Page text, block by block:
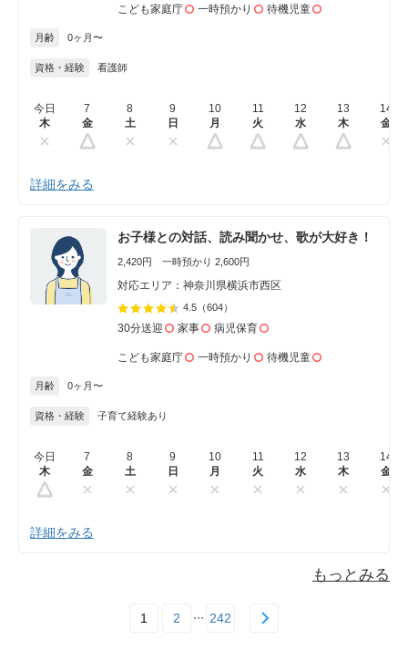
こども家庭庁 一時預かり 待機児童
月齢 0ヶ月〜
資格・経験 看護師
今日
木
7
金
8
土
9
日
10
月
11
火
12
水
13
木
14
金
詳細をみる
お子様との対話、読み聞かせ、歌が大好き！
2,420円 一時預かり 2,600円
対応エリア：神奈川県横浜市西区
4.5 （604）
30分送迎 家事 病児保育
こども家庭庁 一時預かり 待機児童
月齢 0ヶ月〜
資格・経験 子育て経験あり
今日
木
7
金
8
土
9
日
10
月
11
火
12
水
13
木
14
金
詳細をみる
もっとみる
1 2 242